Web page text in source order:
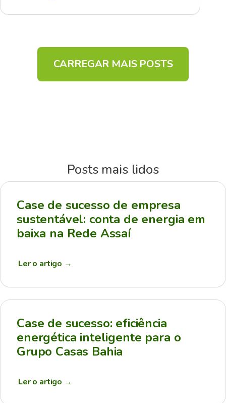
CARREGAR MAIS POSTS
Posts mais lidos
Case de sucesso de empresa
sustentável: conta de energia em
baixa na Rede Assaí
Ler o artigo →
Case de sucesso: eficiência
energética inteligente para o
Grupo Casas Bahia
Ler o artigo →